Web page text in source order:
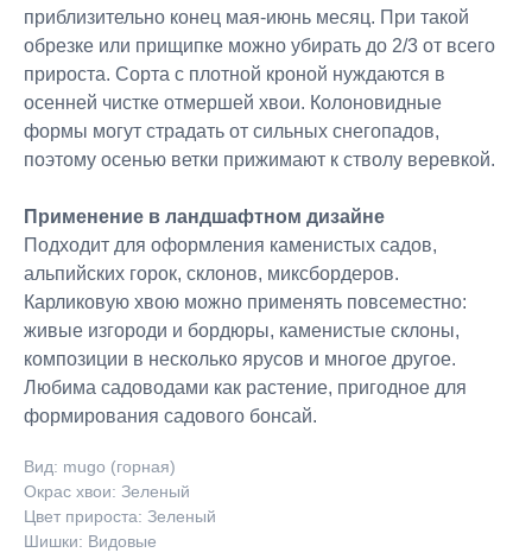
приблизительно конец мая-июнь месяц. При такой
обрезке или прищипке можно убирать до 2/3 от всего
прироста. Сорта с плотной кроной нуждаются в
осенней чистке отмершей хвои. Колоновидные
формы могут страдать от сильных снегопадов,
поэтому осенью ветки прижимают к стволу веревкой.
Применение в ландшафтном дизайне
Подходит для оформления каменистых садов,
альпийских горок, склонов, миксбордеров.
Карликовую хвою можно применять повсеместно:
живые изгороди и бордюры, каменистые склоны,
композиции в несколько ярусов и многое другое.
Любима садоводами как растение, пригодное для
формирования садового бонсай.
Вид: mugo (горная)
Окрас хвои: Зеленый
Цвет прироста: Зеленый
Шишки: Видовые